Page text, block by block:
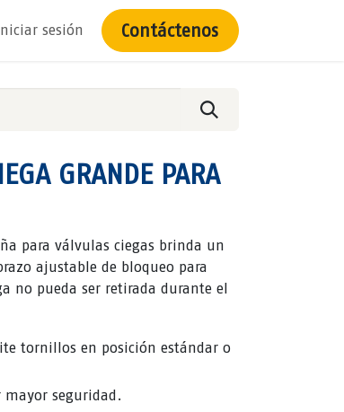
sesión Contáctenos
GRANDE PARA
para válvulas ciegas brinda un
ajustable de bloqueo para
no pueda ser retirada durante el
tornillos en posición estándar o
mayor seguridad.